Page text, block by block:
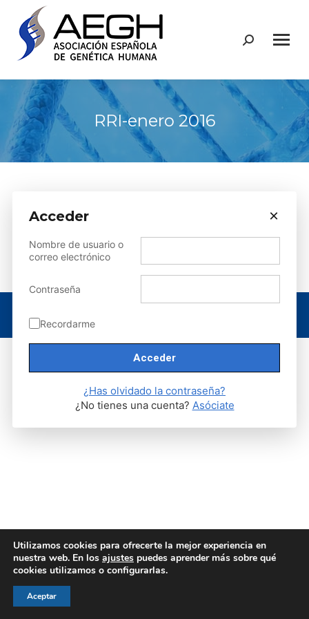
Buscar:
RRI-enero 2016
Aviso legal|
Utilizamos cookies para ofrecerte la mejor experiencia en
nuestra web. En los ajustes puedes aprender más sobre qué
cookies utilizamos o configurarlas.
Aceptar
Acceder ×
Nombre de usuario o
correo electrónico
Contraseña
Recordarme
¿Has olvidado la contraseña?
¿No tienes una cuenta? Asóciate